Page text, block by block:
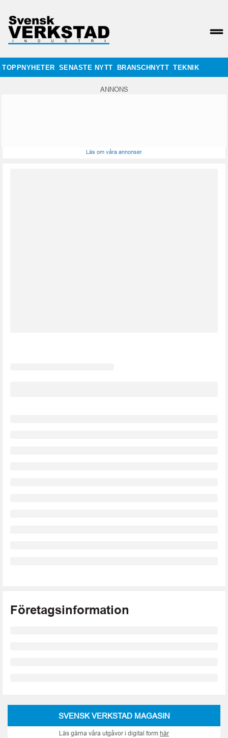
TOPPNYHETER SENASTE NYTT BRANSCHNYTT TEKNIK
ANNONS
Läs om våra annonser
Företagsinformation
SVENSK VERKSTAD MAGASIN
Läs gärna våra utgåvor i digital form här